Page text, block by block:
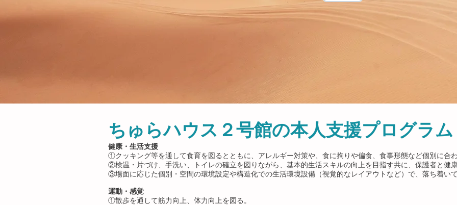
ちゅらハウス２号館の本人支援プログラム
健康・生活支援
①クッキング等を通して食育を図るとともに、アレルギー対策や、食に拘りや偏食、食事形態など個別に合わ
②検温・片づけ、手洗い、トイレの確立を図りながら、基本的生活スキルの向上を目指す共に、保護者と健
③場面に応じた個別・空間の環境設定や構造化での生活環境設備（視覚的なレイアウトなど）で、落ち着い
運動・感覚
①散歩を通して筋力向上、体力向上を図る。